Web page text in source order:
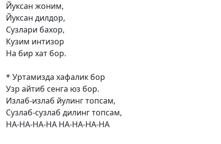
Йуксан жоним,
Йуксан дилдор,
Сузлари бахор,
Кузим интизор
На бир хат бор.
* Уртамизда хафалик бор
Узр айтиб сенга юз бор.
Излаб-излаб йулинг топсам,
Сузлаб-сузлаб дилинг топсам,
НА-НА-НА-НА НА-НА-НА-НА